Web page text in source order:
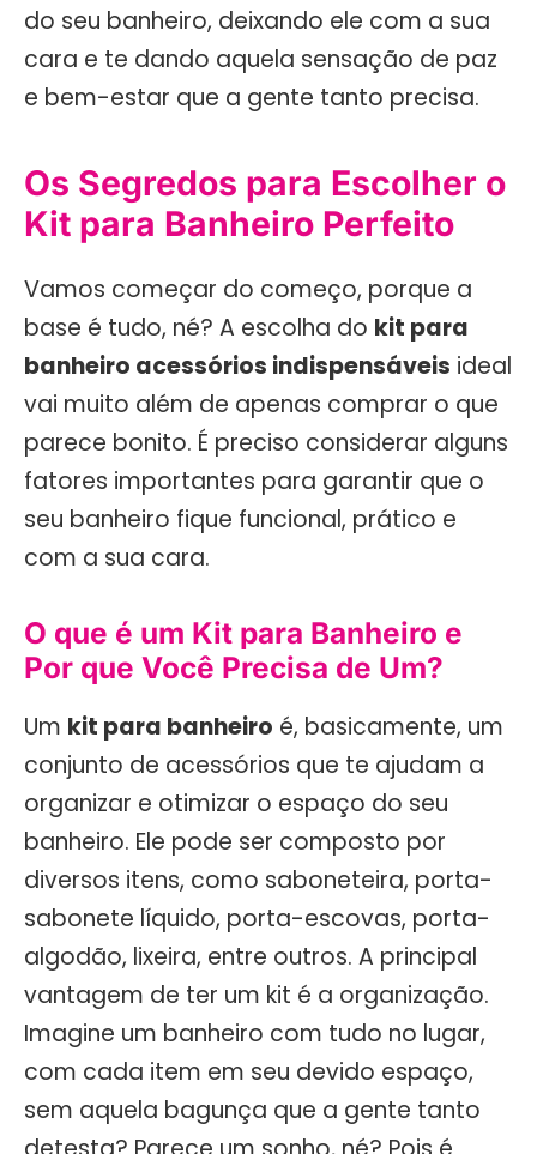
do seu banheiro, deixando ele com a sua
cara e te dando aquela sensação de paz
e bem-estar que a gente tanto precisa.
Os Segredos para Escolher o
Kit para Banheiro Perfeito
Vamos começar do começo, porque a
base é tudo, né? A escolha do kit para
banheiro acessórios indispensáveis ideal
vai muito além de apenas comprar o que
parece bonito. É preciso considerar alguns
fatores importantes para garantir que o
seu banheiro fique funcional, prático e
com a sua cara.
O que é um Kit para Banheiro e
Por que Você Precisa de Um?
Um kit para banheiro é, basicamente, um
conjunto de acessórios que te ajudam a
organizar e otimizar o espaço do seu
banheiro. Ele pode ser composto por
diversos itens, como saboneteira, porta-
sabonete líquido, porta-escovas, porta-
algodão, lixeira, entre outros. A principal
vantagem de ter um kit é a organização.
Imagine um banheiro com tudo no lugar,
com cada item em seu devido espaço,
sem aquela bagunça que a gente tanto